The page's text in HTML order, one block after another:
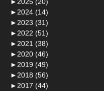
► 2024 (14)
► 2023 (31)
► 2022 (51)
► 2021 (38)
► 2020 (46)
► 2019 (49)
► 2018 (56)
► 2017 (44)